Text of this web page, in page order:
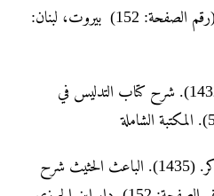
الاعتدال في نقد الرجال، ط1، (رقم الصفحة: 152) بيروت، لبنان:
عبد الغفار، محمد حسن. (1432). شرح كتاب التدليس في
أبو الأشبال، أحمد محمد شاكر. (1435). الباعث الحثيث شرح